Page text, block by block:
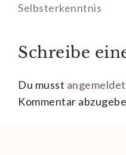
Selbsterkenntnis
Schreibe
Du musst angemeldet
Kommentar